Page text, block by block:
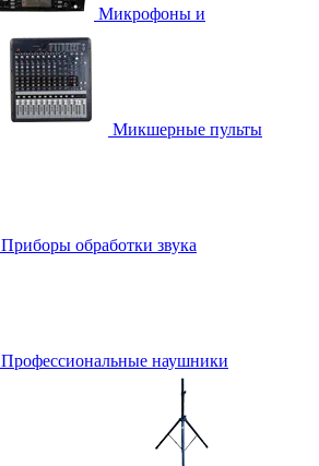
Микрофоны и
Микшерные пульты
Приборы обработки звука
Профессиональные наушники